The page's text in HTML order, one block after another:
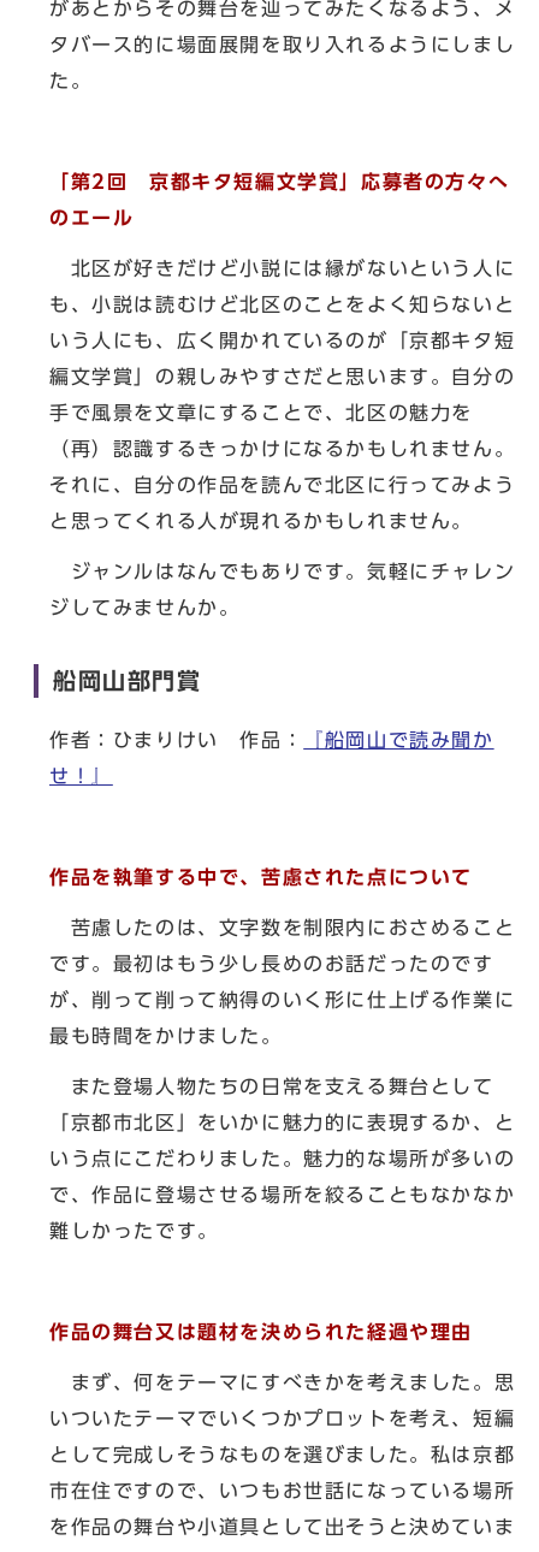
があとからその舞台を辿ってみたくなるよう、メ
タバース的に場面展開を取り入れるようにしまし
た。
「第2回 京都キタ短編文学賞」応募者の方々へ
のエール
北区が好きだけど小説には縁がないという人に
も、小説は読むけど北区のことをよく知らないと
いう人にも、広く開かれているのが「京都キタ短
編文学賞」の親しみやすさだと思います。自分の
手で風景を文章にすることで、北区の魅力を
（再）認識するきっかけになるかもしれません。
それに、自分の作品を読んで北区に行ってみよう
と思ってくれる人が現れるかもしれません。
ジャンルはなんでもありです。気軽にチャレン
ジしてみませんか。
船岡山部門賞
作者：ひまりけい 作品：
『船岡山で読み聞か
せ！』
作品を執筆する中で、苦慮された点について
苦慮したのは、文字数を制限内におさめること
です。最初はもう少し長めのお話だったのです
が、削って削って納得のいく形に仕上げる作業に
最も時間をかけました。
また登場人物たちの日常を支える舞台として
「京都市北区」をいかに魅力的に表現するか、と
いう点にこだわりました。魅力的な場所が多いの
で、作品に登場させる場所を絞ることもなかなか
難しかったです。
作品の舞台又は題材を決められた経過や理由
まず、何をテーマにすべきかを考えました。思
いついたテーマでいくつかプロットを考え、短編
として完成しそうなものを選びました。私は京都
市在住ですので、いつもお世話になっている場所
を作品の舞台や小道具として出そうと決めていま